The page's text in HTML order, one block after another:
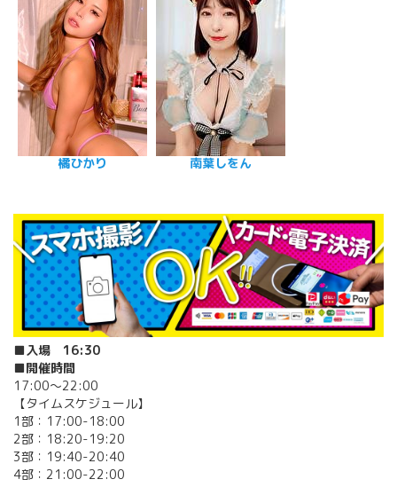
橘ひかり 南葉しをん
■入場 16:30
■開催時間
17:00〜22:00
【タイムスケジュール】
1部：17:00-18:00
2部：18:20-19:20
3部：19:40-20:40
4部：21:00-22:00